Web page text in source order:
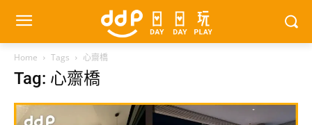
Home Tags 心齋橋
Tag: 心齋橋